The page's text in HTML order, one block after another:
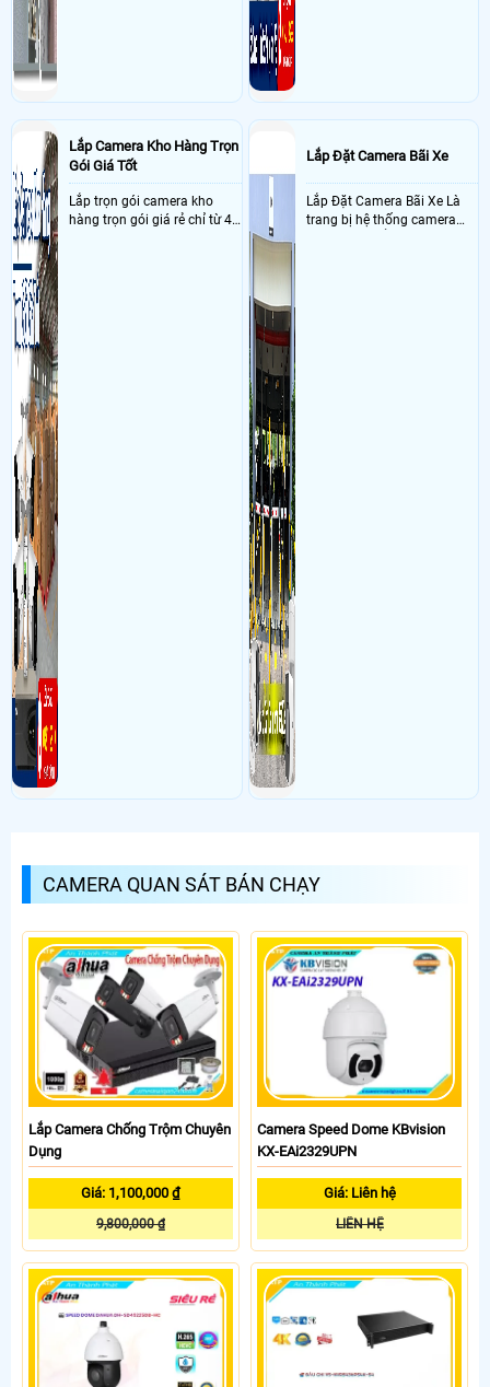
Lắp Camera Kho Hàng Trọn
Gói Giá Tốt
Lắp trọn gói camera kho
hàng trọn gói giá rẻ chỉ từ 4
Lắp Đặt Camera Bãi Xe
Lắp Đặt Camera Bãi Xe Là
trang bị hệ thống camera
CAMERA QUAN SÁT BÁN CHẠY
Lắp Camera Chống Trộm Chuyên
Dụng
Giá: 1,100,000 ₫
9,800,000 ₫
Camera Speed Dome KBvision
KX-EAi2329UPN
Giá: Liên hệ
LIÊN HỆ